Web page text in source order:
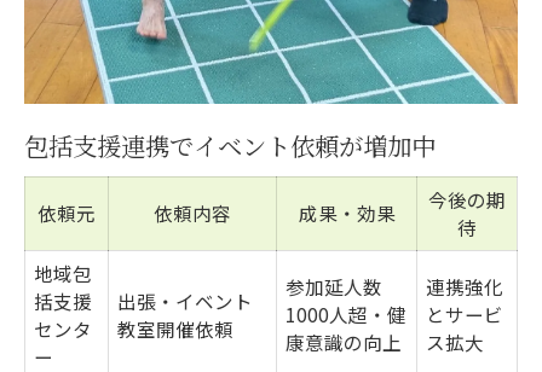
包括支援連携でイベント依頼が増加中
依頼元 依頼内容 成果・効果
今後の期
待
地域包
括支援
センタ
ー
出張・イベント
教室開催依頼
参加延人数
1000人超・健
康意識の向上
連携強化
とサービ
ス拡大